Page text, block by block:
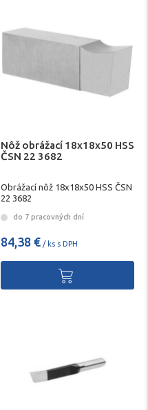
Nôž obrážací 18x18x50 HSS
ČSN 22 3682
Obrážací nôž 18x18x50 HSS ČSN
22 3682
do 7 pracovných dní
84,38 € / ks s DPH